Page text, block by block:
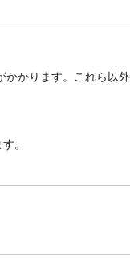
かります。これら以
。